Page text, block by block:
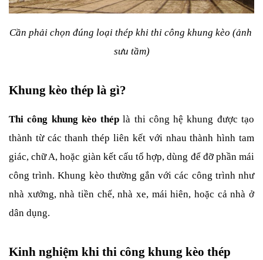
Cần phải chọn đúng loại thép khi thi công khung kèo (ảnh
sưu tầm)
Khung kèo thép là gì?
Thi công khung kèo thép là thi công hệ khung được tạo
thành từ các thanh thép liên kết với nhau thành hình tam
giác, chữ A, hoặc giàn kết cấu tổ hợp, dùng để đỡ phần mái
công trình. Khung kèo thường gắn với các công trình như
nhà xưởng, nhà tiền chế, nhà xe, mái hiên, hoặc cả nhà ở
dân dụng.
Kinh nghiệm khi thi công khung kèo thép